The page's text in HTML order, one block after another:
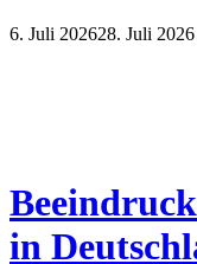
6. Juli 202628. Juli 2026
in